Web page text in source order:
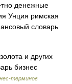
денежные
Унция римская
словарь
и других
бизнес
терминов